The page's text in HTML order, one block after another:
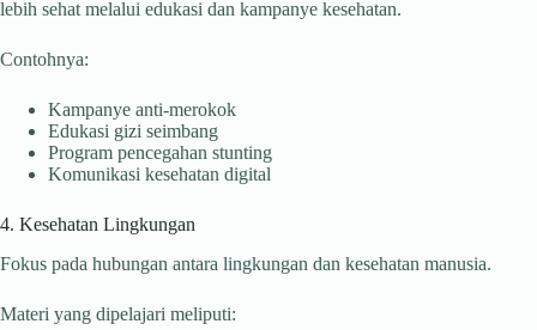
lebih sehat melalui edukasi dan kampanye kesehatan.
Contohnya:
Kampanye anti-merokok
Edukasi gizi seimbang
Program pencegahan stunting
Komunikasi kesehatan digital
4. Kesehatan Lingkungan
Fokus pada hubungan antara lingkungan dan kesehatan manusia.
Materi yang dipelajari meliputi: